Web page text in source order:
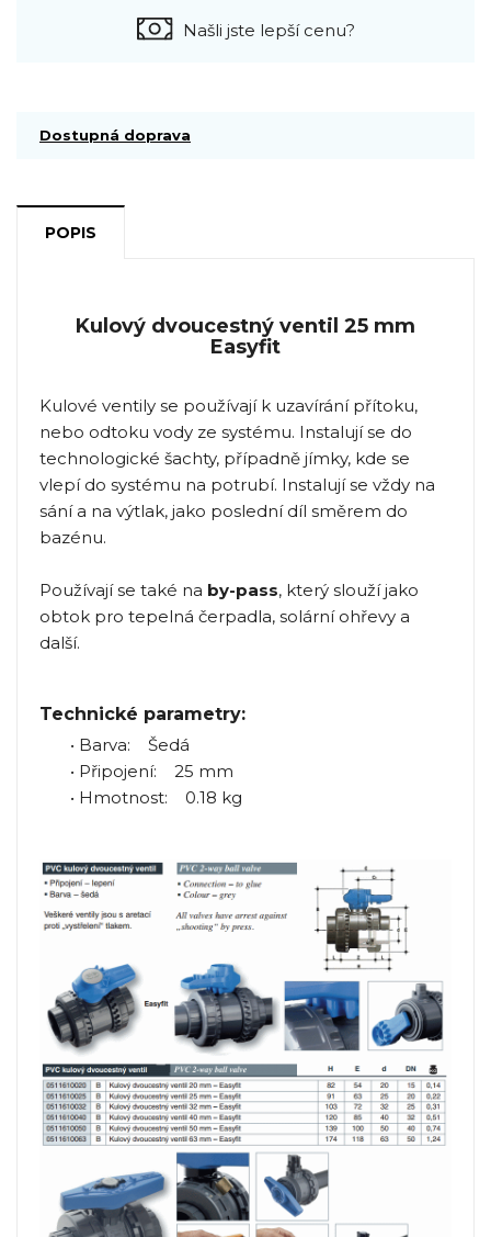
Našli jste lepší cenu?
Dostupná doprava
POPIS
Kulový dvoucestný ventil 25 mm
Easyfit
Kulové ventily se používají k uzavírání přítoku,
nebo odtoku vody ze systému. Instalují se do
technologické šachty, případně jímky, kde se
vlepí do systému na potrubí. Instalují se vždy na
sání a na výtlak, jako poslední díl směrem do
bazénu.
Používají se také na by-pass, který slouží jako
obtok pro tepelná čerpadla, solární ohřevy a
další.
Technické parametry:
• Barva: Šedá
• Připojení: 25 mm
• Hmotnost: 0.18 kg